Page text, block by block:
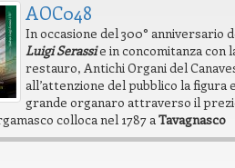
AOC048
In occasione del 300° anniversario
Luigi Serassie in concomitanza con
restauro, Antichi Organi del
all’attenzione del pubblico la figura
grande organaro attraverso il
colloca nel 1787 aTavagnasco